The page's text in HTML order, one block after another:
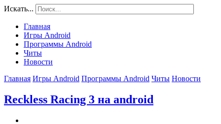
Искать...
Главная
Игры Android
Программы Android
Читы
Новости
Главная Игры Android Программы Android Читы Новости
Reckless Racing 3 на android